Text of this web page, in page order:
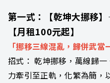
第一式：【乾坤大挪移
【月租100元起】
「挪移三線混亂，歸併武當
招式： 乾坤挪移，萬線歸
力牽引至正軌，化繁為簡，